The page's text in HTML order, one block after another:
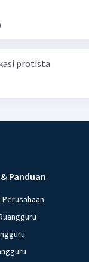
protista
Panduan